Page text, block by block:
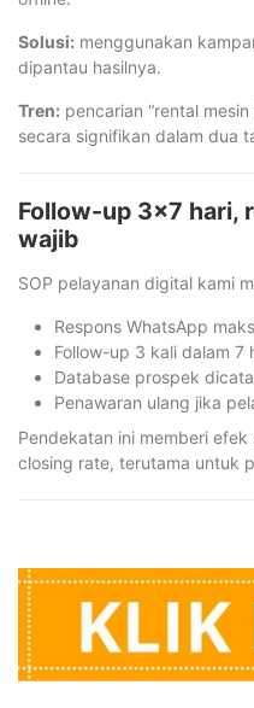
Solusi: menggunakan
dipantau hasilnya.
Tren: pencarian “rental
secara signifikan dalam dua
Follow-up 3×7 hari,
wajib
SOP pelayanan digital kami
Respons WhatsApp
Follow-up 3 kali dalam 7
Database prospek
Penawaran ulang jika
Pendekatan ini memberi
closing rate, terutama untuk